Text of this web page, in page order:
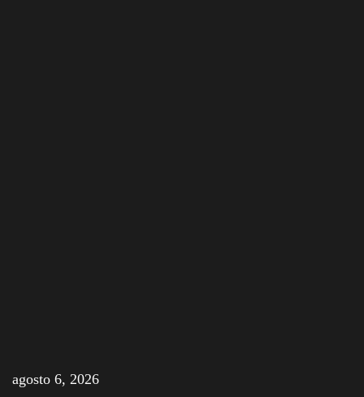
agosto 6, 2026